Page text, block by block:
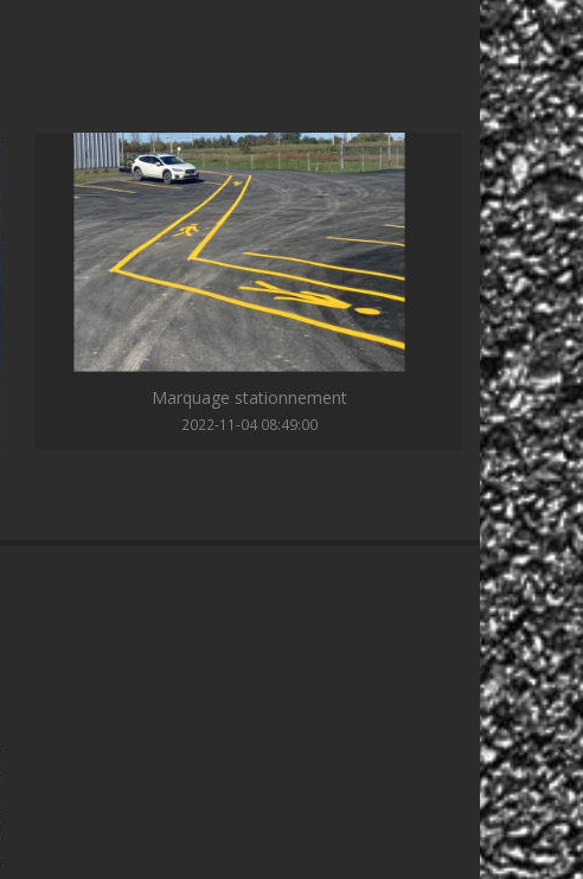
Marquage stationnement
2022-11-04 08:49:00